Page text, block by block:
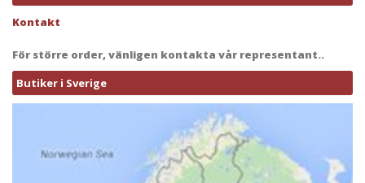
Kontakt
För större order, vänligen kontakta vår representant..
Butiker i Sverige